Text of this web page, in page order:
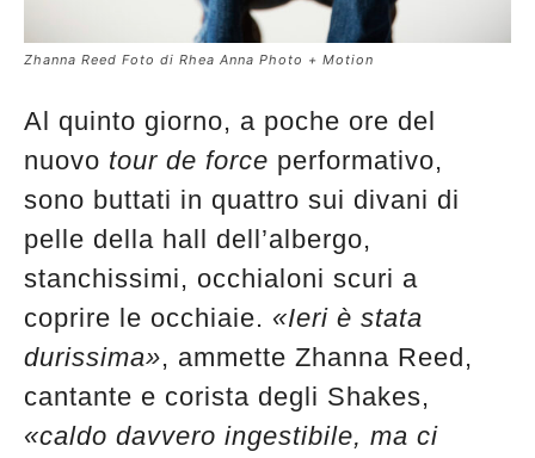
Zhanna Reed Foto di Rhea Anna Photo + Motion
Al quinto giorno, a poche ore del
nuovo tour de force performativo,
sono buttati in quattro sui divani di
pelle della hall dell’albergo,
stanchissimi, occhialoni scuri a
coprire le occhiaie. «Ieri è stata
durissima», ammette Zhanna Reed,
cantante e corista degli Shakes,
«caldo davvero ingestibile, ma ci